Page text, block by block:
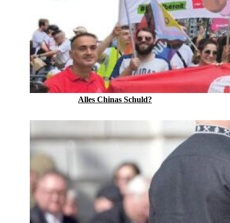
Alles Chinas Schuld?